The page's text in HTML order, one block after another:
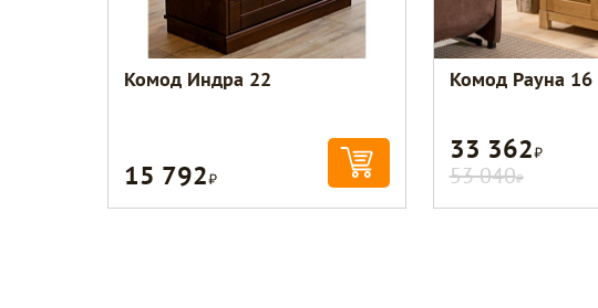
Комод Индра 22
15 792Р
Комод Рауна 16
33 362Р
53 040Р